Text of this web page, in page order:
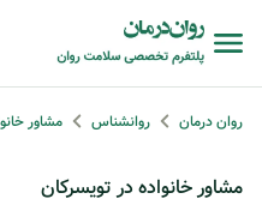
روان درمان روانشناس مشاور
مشاور خانواده در تویسرکان